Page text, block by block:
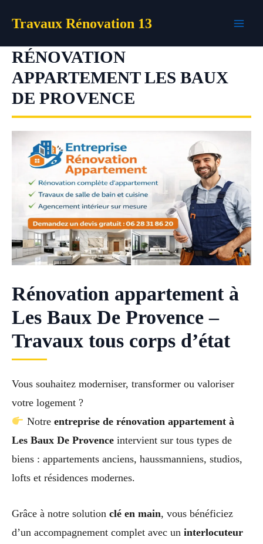
Travaux Rénovation 13
RÉNOVATION
APPARTEMENT LES BAUX
DE PROVENCE
Rénovation appartement à
Les Baux De Provence –
Travaux tous corps d’état
Vous souhaitez moderniser, transformer ou valoriser
votre logement ?
Notre entreprise de rénovation appartement à
Les Baux De Provence intervient sur tous types de
biens : appartements anciens, haussmanniens, studios,
lofts et résidences modernes.
Grâce à notre solution clé en main, vous bénéficiez
d’un accompagnement complet avec un interlocuteur